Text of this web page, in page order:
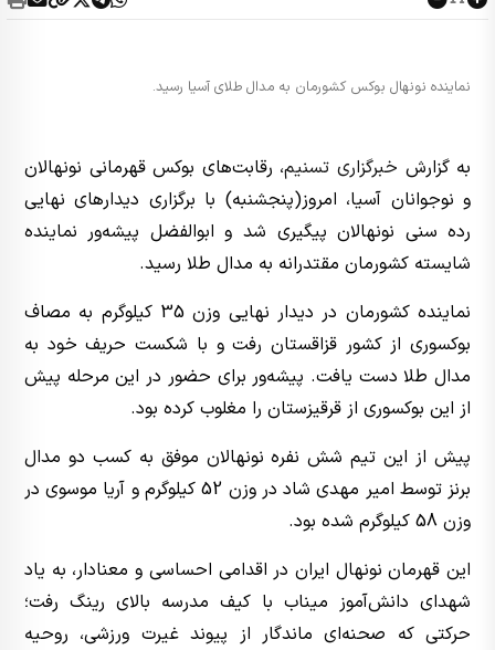
نماینده نونهال بوکس کشورمان به مدال طلای آسیا رسید.
به گزارش خبرگزاری تسنیم، رقابت‌های بوکس قهرمانی نونهالان
و نوجوانان آسیا، امروز(پنجشنبه) با برگزاری دیدارهای نهایی
رده سنی نونهالان پیگیری شد و ابوالفضل پیشه‌ور نماینده
شایسته کشورمان مقتدرانه به مدال طلا رسید.
نماینده کشورمان در دیدار نهایی وزن 35 کیلوگرم به مصاف
بوکسوری از کشور قزاقستان رفت و با شکست حریف خود به
مدال طلا دست یافت. پیشه‌ور برای حضور در این مرحله پیش
از این بوکسوری از قرقیزستان را مغلوب کرده بود.
‌پیش از این تیم شش نفره نونهالان موفق به کسب دو مدال
برنز توسط امیر مهدی شاد در وزن 52 کیلوگرم و آریا موسوی در
وزن 58 کیلوگرم شده بود.
این قهرمان نونهال ایران در اقدامی احساسی و معنادار، به یاد
شهدای دانش‌آموز میناب با کیف مدرسه بالای رینگ رفت؛
حرکتی که صحنه‌ای ماندگار از پیوند غیرت ورزشی، روحیه